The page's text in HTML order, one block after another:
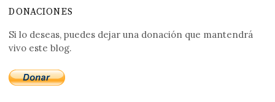
DONACIONES
Si lo deseas, puedes dejar una donación que mantendrá
vivo este blog.